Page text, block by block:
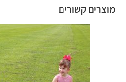
מוצרים קשורים